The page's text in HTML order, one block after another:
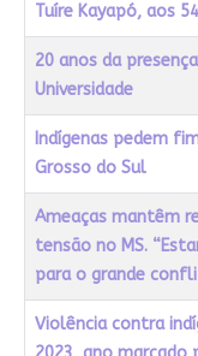
Tuíre Kayapó, aos
20 anos da
Universidade
Indígenas pedem
Grosso do Sul
Ameaças mantêm
tensão no MS.
para o grande
Violência contra